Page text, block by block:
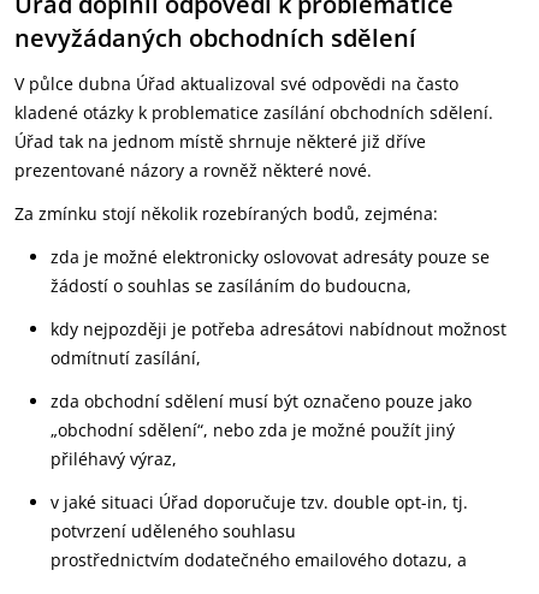
nevyžádaných obchodních sdělení
V půlce dubna Úřad aktualizoval své odpovědi na často
kladené otázky k problematice zasílání obchodních sdělení.
Úřad tak na jednom místě shrnuje některé již dříve
prezentované názory a rovněž některé nové.
Za zmínku stojí několik rozebíraných bodů, zejména:
zda je možné elektronicky oslovovat adresáty pouze se
žádostí o souhlas se zasíláním do budoucna,
kdy nejpozději je potřeba adresátovi nabídnout možnost
odmítnutí zasílání,
zda obchodní sdělení musí být označeno pouze jako
„obchodní sdělení“, nebo zda je možné použít jiný
přiléhavý výraz,
v jaké situaci Úřad doporučuje tzv. double opt-in, tj.
potvrzení uděleného souhlasu
prostřednictvím dodatečného emailového dotazu, a